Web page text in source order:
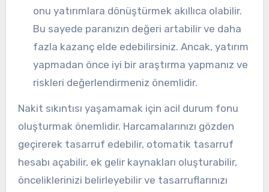
onu yatırımlara dönüştürmek akıllıca olabilir.
Bu sayede paranızın değeri artabilir ve daha
fazla kazanç elde edebilirsiniz. Ancak, yatırım
yapmadan önce iyi bir araştırma yapmanız ve
riskleri değerlendirmeniz önemlidir.
Nakit sıkıntısı yaşamamak için acil durum fonu
oluşturmak önemlidir. Harcamalarınızı gözden
geçirerek tasarruf edebilir, otomatik tasarruf
hesabı açabilir, ek gelir kaynakları oluşturabilir,
önceliklerinizi belirleyebilir ve tasarruflarınızı